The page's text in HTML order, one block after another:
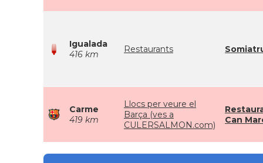
Igualada
416 km
Restaurants
Carme
419 km
Llocs per veure el
Barça (ves a
CULERSALMON.com)
Can